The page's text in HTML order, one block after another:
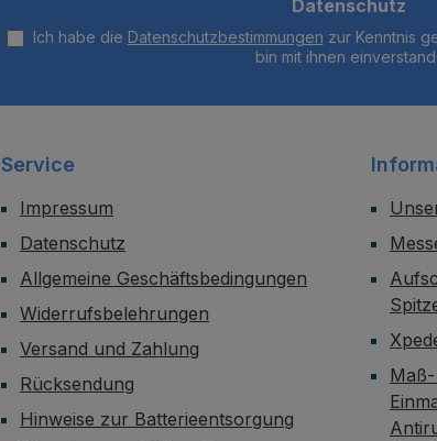
Datenschutz
Ich habe die Datenschutzbestimmungen zur Kenntnis
bin mit ihnen
Service
Impressum
Datenschutz
Allgemeine Geschäftsbedingungen
Widerrufsbelehrungen
Versand und Zahlung
Rücksendung
Hinweise zur Batterieentsorgung